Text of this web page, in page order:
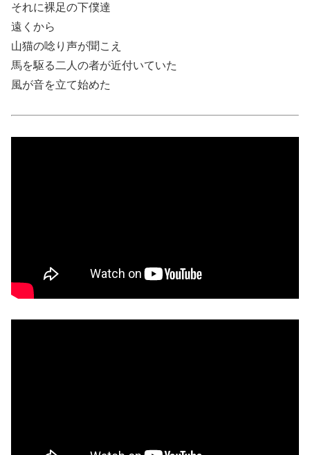
それに裸足の下僕達
遠くから
山猫の唸り声が聞こえ
馬を駆る二人の者が近付いていた
風が音を立て始めた